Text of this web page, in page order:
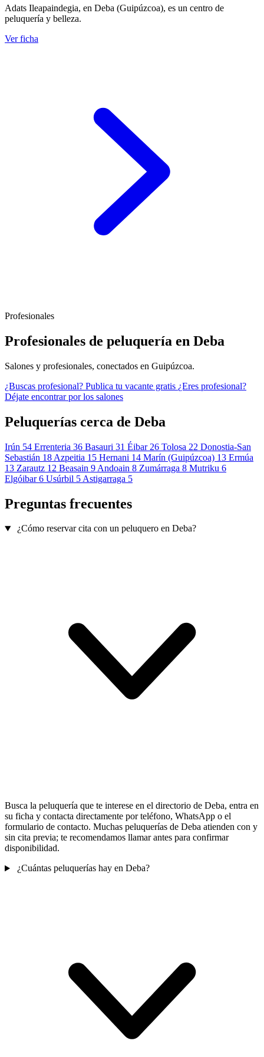
Adats Ileapaindegia, en Deba (Guipúzcoa), es un centro de
peluquería y belleza.
Ver ficha
Profesionales
Profesionales de peluquería en Deba
Salones y profesionales, conectados en Guipúzcoa.
¿Buscas profesional? Publica tu vacante gratis ¿Eres profesional?
Déjate encontrar por los salones
Peluquerías cerca de Deba
Irún 54 Errenteria 36 Basauri 31 Éibar 26 Tolosa 22 Donostia-San
Sebastián 18 Azpeitia 15 Hernani 14 Marín (Guipúzcoa) 13 Ermúa
13 Zarautz 12 Beasain 9 Andoain 8 Zumárraga 8 Mutriku 6
Elgóibar6 Usúrbil 5 Astigarraga 5
Preguntas frecuentes
¿Cómo reservar cita con un peluquero en Deba?
Busca la peluquería que te interese en el directorio de Deba, entra en
su ficha y contacta directamente por teléfono, WhatsApp o el
formulario de contacto. Muchas peluquerías de Deba atienden con y
sin cita previa; te recomendamos llamar antes para confirmar
disponibilidad.
¿Cuántas peluquerías hay en Deba?